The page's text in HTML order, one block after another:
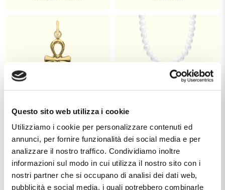
Questo sito web utilizza i cookie
Utilizziamo i cookie per personalizzare contenuti ed
annunci, per fornire funzionalità dei social media e per
analizzare il nostro traffico. Condividiamo inoltre
informazioni sul modo in cui utilizza il nostro sito con i
nostri partner che si occupano di analisi dei dati web,
pubblicità e social media, i quali potrebbero combinarle